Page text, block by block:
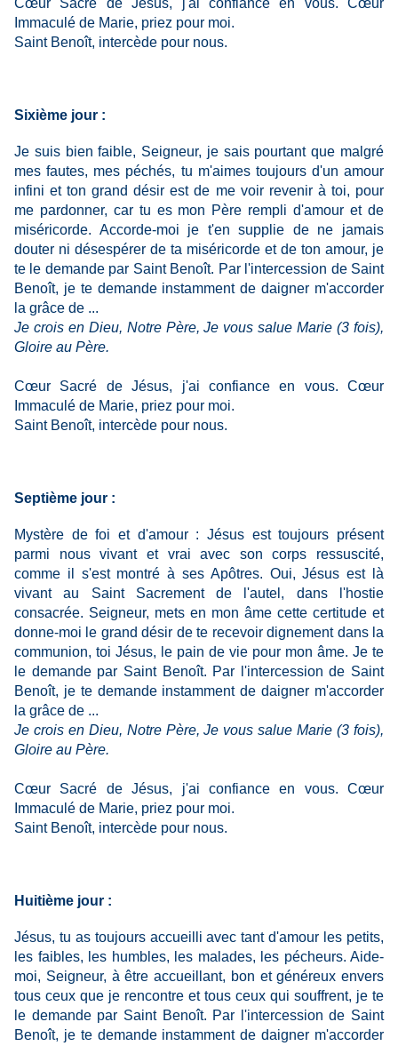
Cœur Sacré de Jésus, j'ai confiance en vous. Cœur
Immaculé de Marie, priez pour moi.
Saint Benoît, intercède pour nous.
Sixième jour :
Je suis bien faible, Seigneur, je sais pourtant que malgré
mes fautes, mes péchés, tu m'aimes toujours d'un amour
infini et ton grand désir est de me voir revenir à toi, pour
me pardonner, car tu es mon Père rempli d'amour et de
miséricorde. Accorde-moi je t'en supplie de ne jamais
douter ni désespérer de ta miséricorde et de ton amour, je
te le demande par Saint Benoît. Par l'intercession de Saint
Benoît, je te demande instamment de daigner m'accorder
la grâce de ...
Je crois en Dieu, Notre Père, Je vous salue Marie (3 fois),
Gloire au Père.
Cœur Sacré de Jésus, j'ai confiance en vous. Cœur
Immaculé de Marie, priez pour moi.
Saint Benoît, intercède pour nous.
Septième jour :
Mystère de foi et d'amour : Jésus est toujours présent
parmi nous vivant et vrai avec son corps ressuscité,
comme il s'est montré à ses Apôtres. Oui, Jésus est là
vivant au Saint Sacrement de l'autel, dans l'hostie
consacrée. Seigneur, mets en mon âme cette certitude et
donne-moi le grand désir de te recevoir dignement dans la
communion, toi Jésus, le pain de vie pour mon âme. Je te
le demande par Saint Benoît. Par l'intercession de Saint
Benoît, je te demande instamment de daigner m'accorder
la grâce de ...
Je crois en Dieu, Notre Père, Je vous salue Marie (3 fois),
Gloire au Père.
Cœur Sacré de Jésus, j'ai confiance en vous. Cœur
Immaculé de Marie, priez pour moi.
Saint Benoît, intercède pour nous.
Huitième jour :
Jésus, tu as toujours accueilli avec tant d'amour les petits,
les faibles, les humbles, les malades, les pécheurs. Aide-
moi, Seigneur, à être accueillant, bon et généreux envers
tous ceux que je rencontre et tous ceux qui souffrent, je te
le demande par Saint Benoît. Par l'intercession de Saint
Benoît, je te demande instamment de daigner m'accorder